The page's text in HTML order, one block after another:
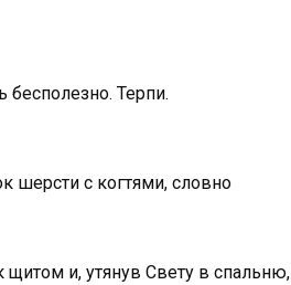
бесполезно. Терпи.
шерсти с когтями, словно
щитом и, утянув Свету в спальню,